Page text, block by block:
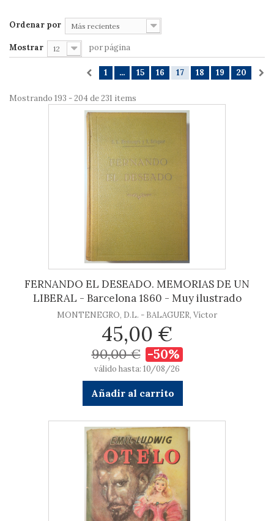
Ordenar por Más recientes
Mostrar 12 por página
1 ... 15 16 17 18 19 20
Mostrando 193 - 204 de 231 items
FERNANDO EL DESEADO. MEMORIAS DE UN
LIBERAL - Barcelona 1860 - Muy ilustrado
MONTENEGRO, D.L. - BALAGUER, Víctor
45,00 €
90,00 € -50%
válido hasta: 10/08/26
Añadir al carrito